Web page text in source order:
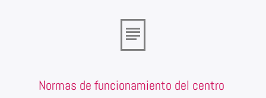
Normas de funcionamiento del centro